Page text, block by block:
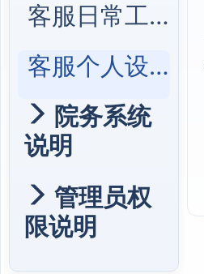
客服日常工作
客服个人设置
院务系统
说明
管理员权
限说明